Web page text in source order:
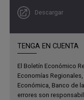
Descargar
TENGA EN CUENTA
El Boletín Económico
Economías
Económica, Banco de
errores son